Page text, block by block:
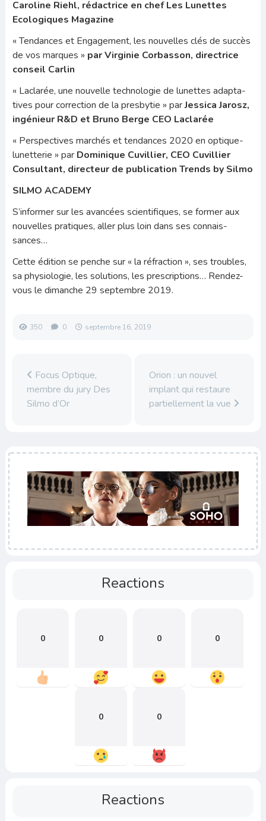
Caroline Riehl, rédactrice en chef Les Lunettes
Ecolo­giques Magazine
« Tendances et Engagement, les nouvelles clés de succès
de vos marques » par Virginie Corbasson, directrice
conseil Carlin
« Laclarée, une nouvelle technologie de lunettes adapta­
tives pour correction de la presbytie » parJessica Jarosz,
ingénieur R&D et Bruno Berge CEO Laclarée
« Perspectives marchés et tendances 2020 en optique-
lu­netterie » par Dominique Cuvillier, CEO Cuvillier
Consul­tant, directeur de publication Trends by Silmo
SILMO ACADEMY
S’informer sur les avancées scientifiques, se former aux
nouvelles pratiques, aller plus loin dans ses connais­
sances…
Cette édition se penche sur « la réfraction », ses troubles,
sa physiologie, les solutions, les prescriptions… Rendez-
vous le dimanche 29 septembre 2019.
350 0 septembre 16, 2019
Focus Optique,
membre du jury Des
Silmo d’Or
Orion : un nouvel
implant qui restaure
partiellement la vue
Reactions
0 0 0 0
0 0
Reactions